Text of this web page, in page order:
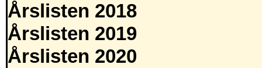
Årslisten 2018
Årslisten 2019
Årslisten 2020